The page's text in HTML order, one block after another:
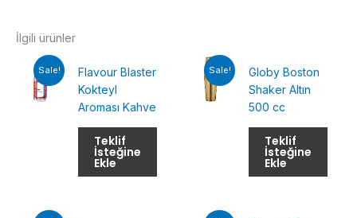
İlgili ürünler
Sale!
Flavour Blaster
Kokteyl
Aroması Kahve
Teklif
İsteğine
Ekle
Sale!
Globy Boston
Shaker Altın
500 cc
Teklif
İsteğine
Ekle